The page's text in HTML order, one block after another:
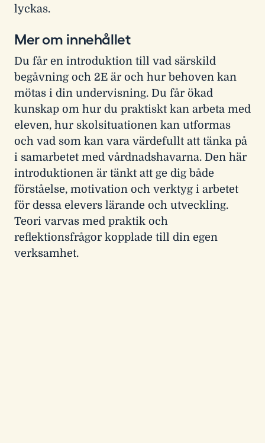
lyckas.
Mer om innehållet
Du får en introduktion till vad särskild
begåvning och 2E är och hur behoven kan
mötas i din undervisning. Du får ökad
kunskap om hur du praktiskt kan arbeta med
eleven, hur skolsituationen kan utformas
och vad som kan vara värdefullt att tänka på
i samarbetet med vårdnadshavarna. Den här
introduktionen är tänkt att ge dig både
förståelse, motivation och verktyg i arbetet
för dessa elevers lärande och utveckling.
Teori varvas med praktik och
reflektionsfrågor kopplade till din egen
verksamhet.